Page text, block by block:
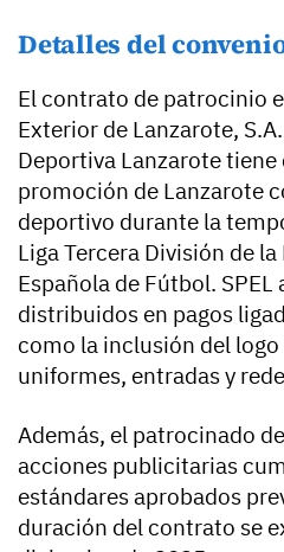
Detalles del
El contrato de patrocinio
Exterior de Lanzarote,
Deportiva Lanzarote
promoción de Lanzarote
deportivo durante la
Liga Tercera División de
Española de Fútbol.
distribuidos en pagos
como la inclusión del logo
uniformes, entradas y
Además, el patrocinado
acciones publicitarias
estándares aprobados
duración del contrato se